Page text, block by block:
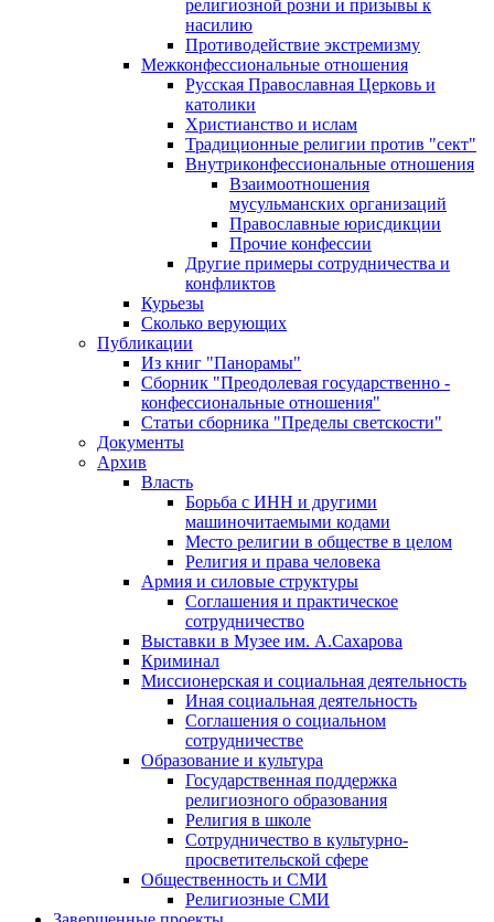
религиозной розни и призывы к
насилию
Противодействие экстремизму
Межконфессиональные отношения
Русская Православная Церковь и
католики
Христианство и ислам
Традиционные религии против "сект"
Внутриконфессиональные отношения
Взаимоотношения
мусульманских организаций
Православные юрисдикции
Прочие конфессии
Другие примеры сотрудничества и
конфликтов
Курьезы
Сколько верующих
Публикации
Из книг "Панорамы"
Сборник "Преодолевая государственно -
конфессиональные отношения"
Статьи сборника "Пределы светскости"
Документы
Архив
Власть
Борьба с ИНН и другими
машиночитаемыми кодами
Место религии в обществе в целом
Религия и права человека
Армия и силовые структуры
Соглашения и практическое
сотрудничество
Выставки в Музее им. А.Сахарова
Криминал
Миссионерская и социальная деятельность
Иная социальная деятельность
Соглашения о социальном
сотрудничестве
Образование и культура
Государственная поддержка
религиозного образования
Религия в школе
Сотрудничество в культурно-
просветительской сфере
Общественность и СМИ
Религиозные СМИ